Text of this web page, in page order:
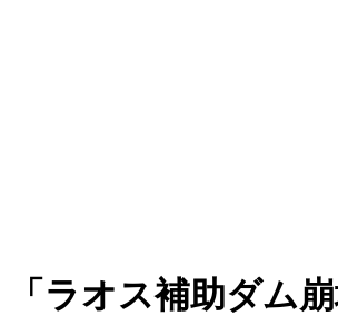
「ラオス補助ダム